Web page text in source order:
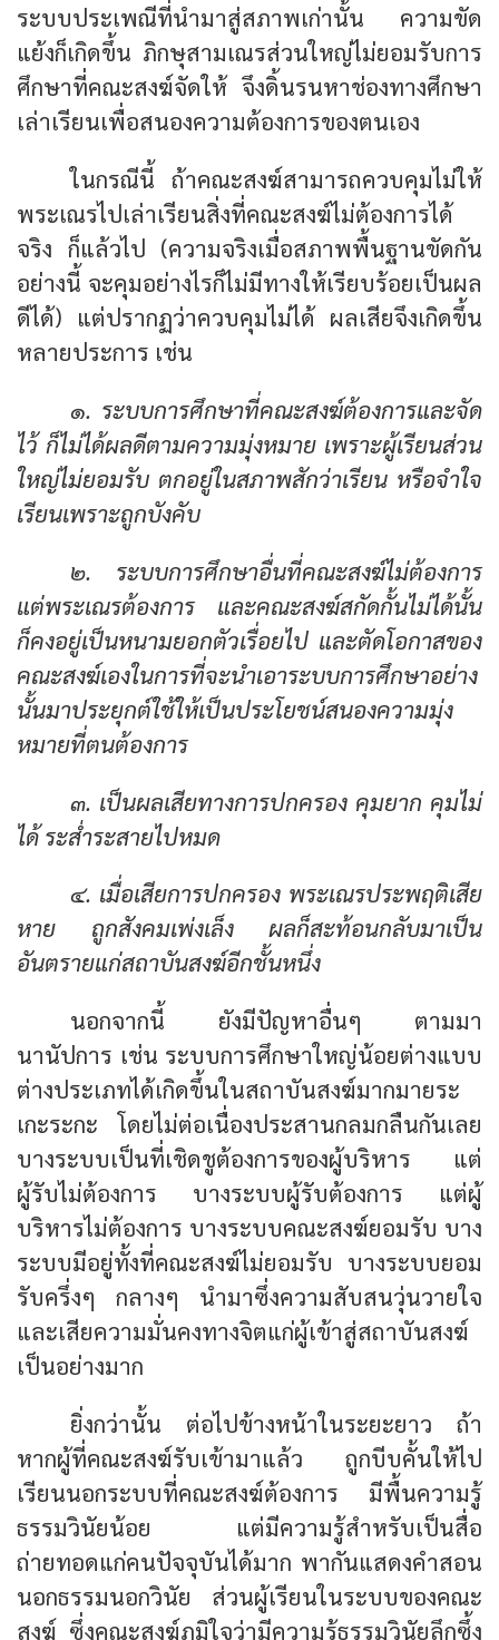
ระบบประเพณีที่นำมาสู่สภาพเก่านั้น ความขัด
แย้งก็เกิดขึ้น ภิกษุสามเณรส่วนใหญ่ไม่ยอมรับการ
ศึกษาที่คณะสงฆ์จัดให้ จึงดิ้นรนหาช่องทางศึกษา
เล่าเรียนเพื่อสนองความต้องการของตนเอง
ในกรณีนี้ ถ้าคณะสงฆ์สามารถควบคุมไม่ให้
พระเณรไปเล่าเรียนสิ่งที่คณะสงฆ์ไม่ต้องการได้
จริง ก็แล้วไป (ความจริงเมื่อสภาพพื้นฐานขัดกัน
อย่างนี้ จะคุมอย่างไรก็ไม่มีทางให้เรียบร้อยเป็นผล
ดีได้) แต่ปรากฏว่าควบคุมไม่ได้ ผลเสียจึงเกิดขึ้น
หลายประการ เช่น
๑. ระบบการศึกษาที่คณะสงฆ์ต้องการและจัด
ไว้ ก็ไม่ได้ผลดีตามความมุ่งหมาย เพราะผู้เรียนส่วน
ใหญ่ไม่ยอมรับ ตกอยู่ในสภาพสักว่าเรียน หรือจำใจ
เรียนเพราะถูกบังคับ
๒. ระบบการศึกษาอื่นที่คณะสงฆ์ไม่ต้องการ
แต่พระเณรต้องการ และคณะสงฆ์สกัดกั้นไม่ได้นั้น
ก็คงอยู่เป็นหนามยอกตัวเรื่อยไป และตัดโอกาสของ
คณะสงฆ์เองในการที่จะนำเอาระบบการศึกษาอย่าง
นั้นมาประยุกต์ใช้ให้เป็นประโยชน์สนองความมุ่ง
หมายที่ตนต้องการ
๓. เป็นผลเสียทางการปกครอง คุมยาก คุมไม่
ได้ ระส่ำระสายไปหมด
๔. เมื่อเสียการปกครอง พระเณรประพฤติเสีย
หาย ถูกสังคมเพ่งเล็ง ผลก็สะท้อนกลับมาเป็น
อันตรายแก่สถาบันสงฆ์อีกชั้นหนึ่ง
นอกจากนี้ ยังมีปัญหาอื่นๆ ตามมา
นานัปการ เช่น ระบบการศึกษาใหญ่น้อยต่างแบบ
ต่างประเภทได้เกิดขึ้นในสถาบันสงฆ์มากมายระ
เกะระกะ โดยไม่ต่อเนื่องประสานกลมกลืนกันเลย
บางระบบเป็นที่เชิดชูต้องการของผู้บริหาร แต่
ผู้รับไม่ต้องการ บางระบบผู้รับต้องการ แต่ผู้
บริหารไม่ต้องการ บางระบบคณะสงฆ์ยอมรับ บาง
ระบบมีอยู่ทั้งที่คณะสงฆ์ไม่ยอมรับ บางระบบยอม
รับครึ่งๆ กลางๆ นำมาซึ่งความสับสนวุ่นวายใจ
และเสียความมั่นคงทางจิตแก่ผู้เข้าสู่สถาบันสงฆ์
เป็นอย่างมาก
ยิ่งกว่านั้น ต่อไปข้างหน้าในระยะยาว ถ้า
หากผู้ที่คณะสงฆ์รับเข้ามาแล้ว ถูกบีบคั้นให้ไป
เรียนนอกระบบที่คณะสงฆ์ต้องการ มีพื้นความรู้
ธรรมวินัยน้อย แต่มีความรู้สำหรับเป็นสื่อ
ถ่ายทอดแก่คนปัจจุบันได้มาก พากันแสดงคำสอน
นอกธรรมนอกวินัย ส่วนผู้เรียนในระบบของคณะ
สงฆ์ ซึ่งคณะสงฆ์ภูมิใจว่ามีความรู้ธรรมวินัยลึกซึ้ง